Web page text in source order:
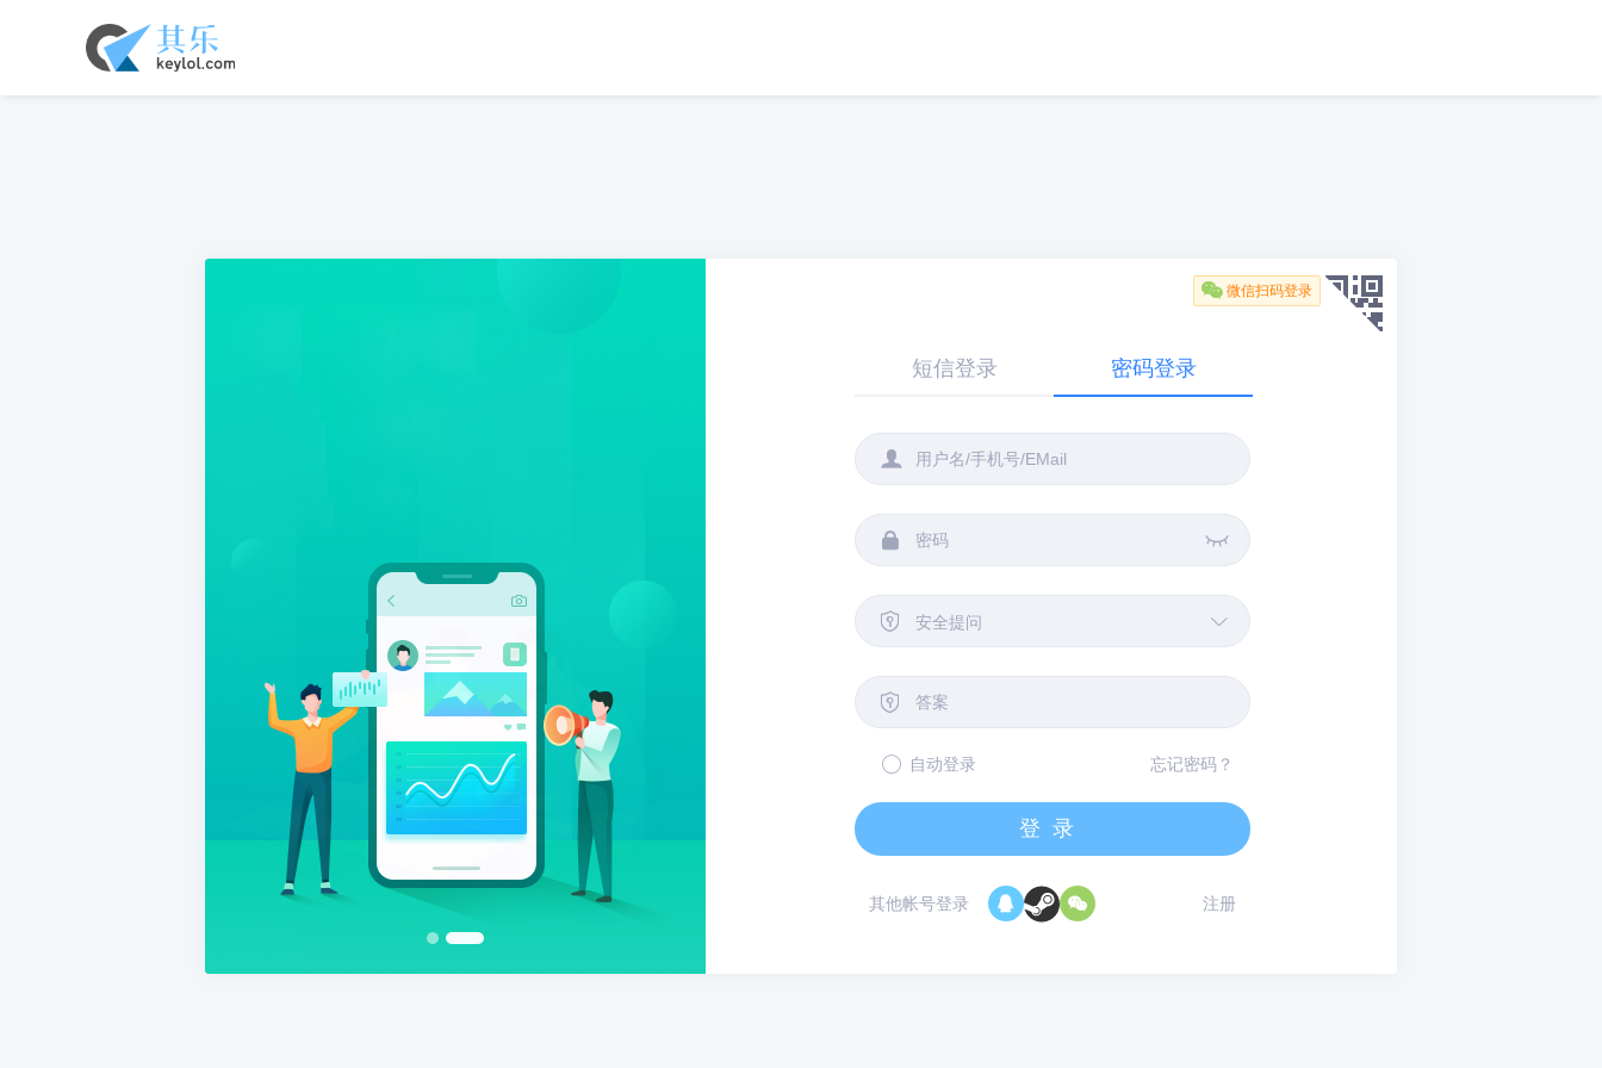
 微信扫码登录
短信登录 密码登录

 
 安全提问 

自动登录 忘记密码？
登录
其他帐号登录   注册